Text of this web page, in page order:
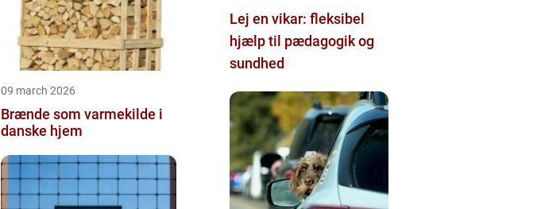
09 march 2026
Brænde som varmekilde i
danske hjem
Lej en vikar: fleksibel
hjælp til pædagogik og
sundhed